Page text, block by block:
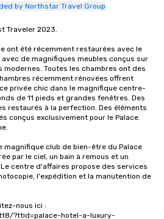
right of you. Because
with different people
down at each venue
traverse along the
experiences not only
ways to network, but
way to do so. Large Groups Welcome
groups, small or large.
experiences can
groups from as few
by Northstar Travel Group
Traveler 2023.
ont été récemment restaurées avec le
de magnifiques meubles conçus sur
Toutes les chambres ont des
récemment rénovées offrent
privée chic dans le magnifique centre-
de 11 pieds et grandes fenêtres. Des
restaurés à la perfection. Des éléments
conçus exclusivement pour le Palace.
magnifique club de bien-être du Palace
par le ciel, un bain à remous et un
centre d'affaires propose des services
l'expédition et la manutention de
nous ici :
?ttid=palace-hotel-a-luxury-